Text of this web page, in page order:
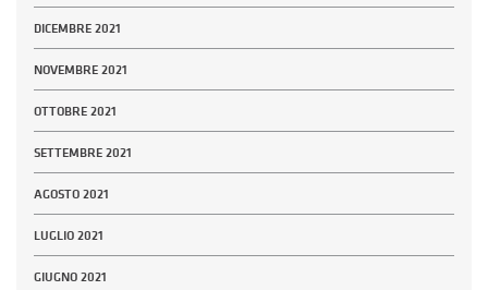
DICEMBRE 2021
NOVEMBRE 2021
OTTOBRE 2021
SETTEMBRE 2021
AGOSTO 2021
LUGLIO 2021
GIUGNO 2021